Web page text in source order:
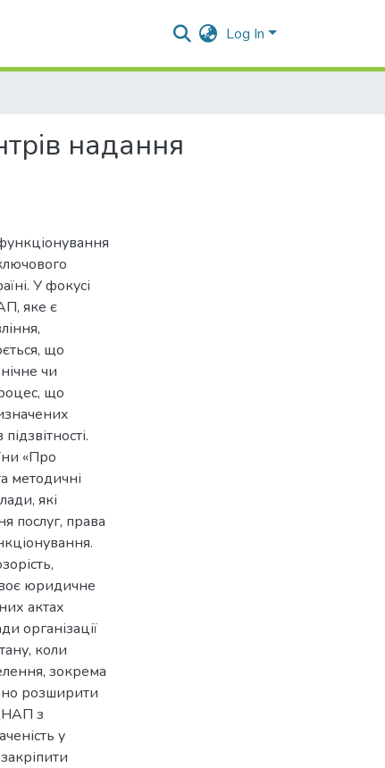
Log In
надання
У фокусі
яке є
що
чи
що
«Про
методичні
які
послуг, права
юридичне
актах
організації
коли
зокрема
розширити
з
у